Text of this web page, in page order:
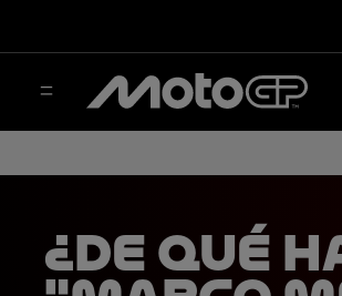
¿DE QUÉ